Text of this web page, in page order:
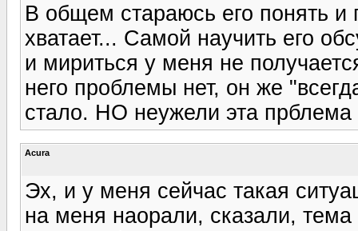
В общем стараюсь его понять и
хватает... Самой научить его
и мириться у меня не
него проблемы нет, он же
стало. НО неужели эта
Acura
Эх, и у меня сейчас такая
на меня наорали, сказали,